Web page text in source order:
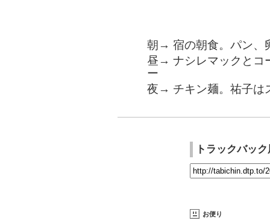
朝→ 宿の朝食。パン、
昼→ ナシレマックとコ
ー
夜→ チキン麺。祐子は
トラックバッ
お便り